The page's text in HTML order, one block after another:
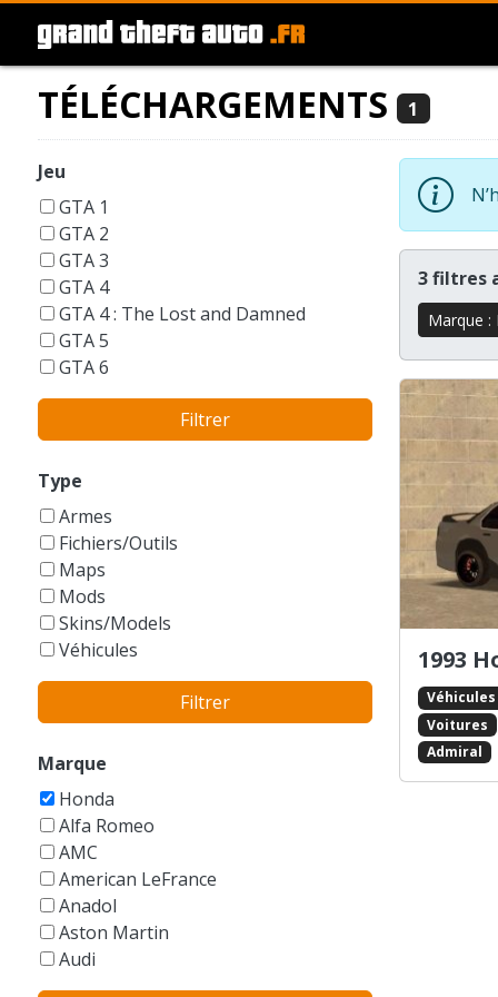
TÉLÉCHARGEMENTS 1
Jeu
GTA 1
GTA 2
GTA 3
GTA 4
GTA 4 : The Lost and Damned
GTA 5
GTA 6
GTA Liberty City Stories
GTA London 1969
GTA San Andreas
GTA Vice City
Filtrer
Type
Armes
Fichiers/Outils
Maps
Mods
Skins/Models
Véhicules
Filtrer
Marque
Honda
Alfa Romeo
AMC
American LeFrance
Anadol
Aston Martin
Audi
Austin
3 filtres
Marque :
1993
Véhicules
Voitures
Admiral